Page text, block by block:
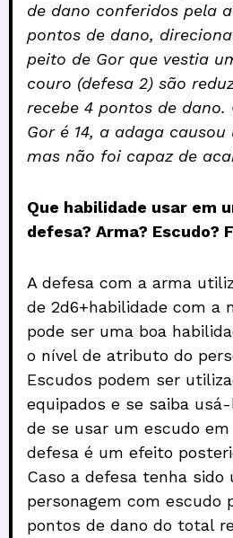
de dano conferidos pela
pontos de dano,
peito de Gor que vestia
couro (defesa 2) são
recebe 4 pontos de dano.
Gor é 14, a adaga
mas não foi capaz de
Que habilidade usar em
defesa? Arma? Escudo?
A defesa com a arma
de 2d6+habilidade com a
pode ser uma boa
o nível de atributo do
Escudos podem ser
equipados e se saiba
de se usar um escudo
defesa é um efeito
Caso a defesa tenha sido
personagem com escudo
pontos de dano do total